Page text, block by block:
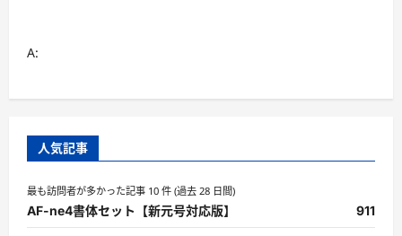
A:
人気記事
最も訪問者が多かった記事 10 件 (過去 28 日間)
AF-ne4書体セット【新元号対応版】 911